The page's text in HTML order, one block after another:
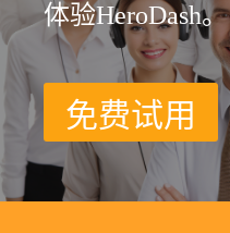
体验HeroDash。
免费试用